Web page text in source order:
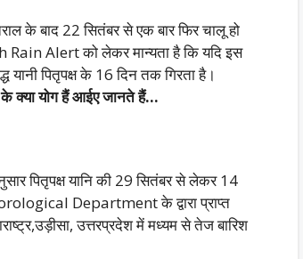
के बाद 22 सितंबर से एक बार फिर चालू हो
Rain Alert को लेकर मान्यता है कि यदि इस
यानी पितृपक्ष के 16 दिन तक गिरता है।
के क्या योग हैं आईए जानते हैं…
पितृपक्ष यानि की 29 सितंबर से लेकर 14
Department के द्वारा प्राप्त
उत्तरप्रदेश में मध्यम से तेज बारिश